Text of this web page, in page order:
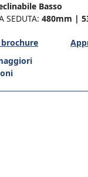
Basso
SEDUTA: 480mm |
brochure